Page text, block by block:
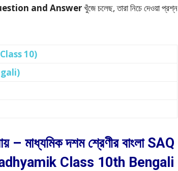
and Answerখুঁজে চলেছ, তারা নিচে দেওয়া প্রশ্ন
Class 10)
– মাধ্যমিক দশম শ্রেণীর বাংলা SAQ
Class 10th Bengali